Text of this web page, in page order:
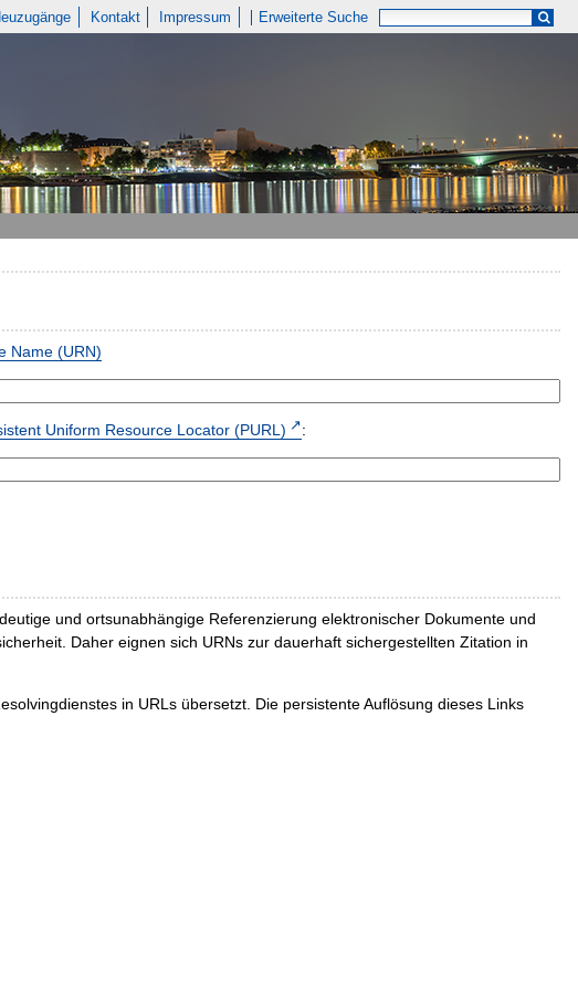
Kontakt Impressum Erweiterte Suche
Name (URN)
Uniform Resource Locator (PURL) :
und ortsunabhängige Referenzierung elektronischer Dokumente und
Daher eignen sich URNs zur dauerhaft sichergestellten Zitation in
in URLs übersetzt. Die persistente Auflösung dieses Links